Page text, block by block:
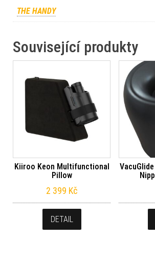
THE HANDY
Související produkty
Kiiroo Keon Multifunctional
Pillow
2 399 Kč
DETAIL